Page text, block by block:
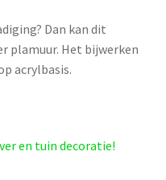
Dan kan dit
plamuur. Het bijwerken
acrylbasis.
en tuin decoratie!